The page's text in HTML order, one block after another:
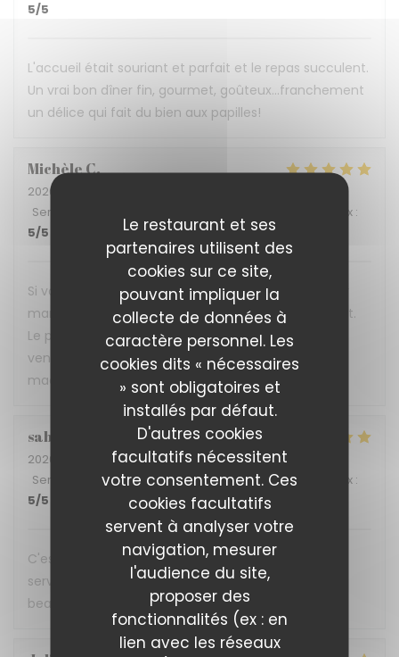
Le restaurant et ses
partenaires utilisent des
cookies sur ce site,
pouvant impliquer la
collecte de données à
caractère personnel. Les
cookies dits « nécessaires
» sont obligatoires et
installés par défaut.
D'autres cookies
facultatifs nécessitent
votre consentement. Ces
cookies facultatifs
servent à analyser votre
navigation, mesurer
l'audience du site,
proposer des
fonctionnalités (ex : en
lien avec les réseaux
5/5
L'accueil était souriant et parfait et le repas succulent.
Un vrai bon dîner fin, gourmet, goûteux...franchement
un délice qui fait du bien aux papilles!
MichèleC
2026-07-04
Service
Qualité / Prix :
5/5
Si vous voulez vous réconcilier avec vos papilles car
marre de la mal bouffe alors foncez direct au Reflet.
Le personnel bien sympathique se fera une joie de
venir vous servir les délicieux plats concoctés avec
maestria par l'équipe installée aux fourneaux.
sabine
2026-07-08
- 12:45 - Couverts 4
Service
/5 Ambiance: 5/5 Cuisine: 5/5 Qualité / Prix :
5/5
C'est une expérience gustative a chaque fois, un
service impeccable. Ne changer rien et merci
beaucoup pour cette accueil. A bientôt